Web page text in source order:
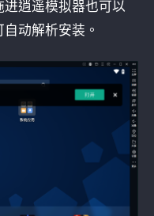
逍遥模拟器也可以
动解析安装。